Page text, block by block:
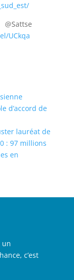
UCkqa
d’accord de
lauréat de
: 97 millions
en
un
c’est